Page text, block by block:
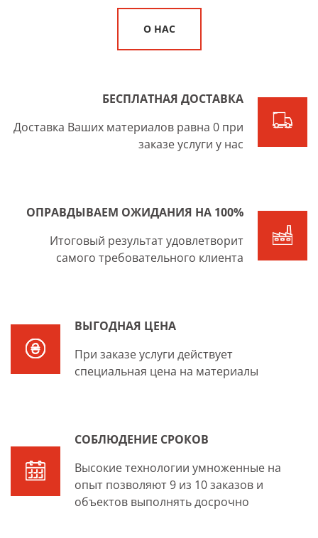
О НАС
БЕСПЛАТНАЯ ДОСТАВКА
Доставка Ваших материалов равна 0 при
заказе услуги у нас
ОПРАВДЫВАЕМ ОЖИДАНИЯ НА 100%
Итоговый результат удовлетворит
самого требовательного клиента
ВЫГОДНАЯ ЦЕНА
При заказе услуги действует
специальная цена на материалы
СОБЛЮДЕНИЕ СРОКОВ
Высокие технологии умноженные на
опыт позволяют 9 из 10 заказов и
объектов выполнять досрочно